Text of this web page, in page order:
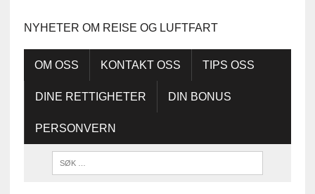
NYHETER OM REISE OG LUFTFART
OM OSS KONTAKT OSS TIPS OSS
DINE RETTIGHETER DIN BONUS
PERSONVERN